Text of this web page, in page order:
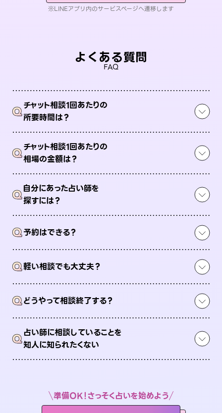
※LINEアプリ内のサービスページへ遷移します
よくある質問
FAQ
Qチャット相談1回あたりの
所要時間は？
Qチャット相談1回あたりの
相場の金額は？
Q自分にあった占い師を
探すには？
Q予約はできる？
Q軽い相談でも大丈夫？
Qどうやって相談終了する？
Q占い師に相談していることを
知人に知られたくない
準備OK！さっそく占いを始めよう